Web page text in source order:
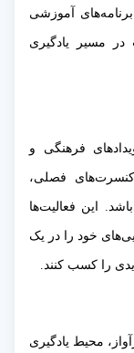
آموزشی
مسیر یادگیری
فرهنگی و
کنسرت‌های فصلی،
این فعالیت‌ها
خود را در یک
را کسب کنند.
محیط یادگیری